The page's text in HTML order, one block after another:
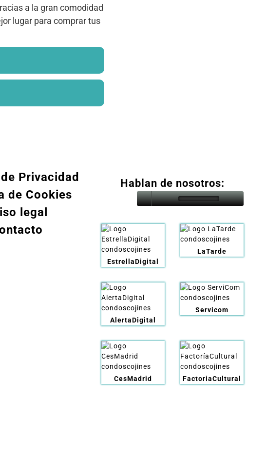
a la gran comodidad
lugar para comprar tus
Privacidad
de Cookies
legal
Hablan de nosotros:
EstrellaDigital
LaTarde
AlertaDigital
Servicom
CesMadrid FactoriaCultural